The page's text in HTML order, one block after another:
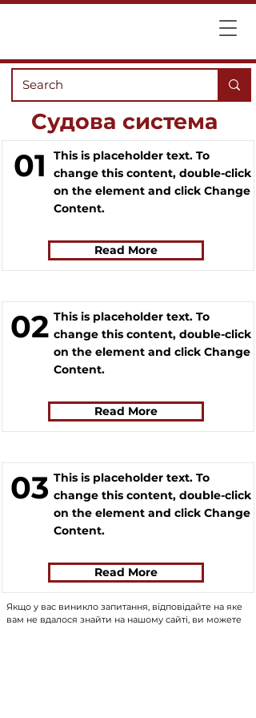
Судова система
01
This is placeholder text. To
change this content, double-click
on the element and click Change
Content.
Read More
02 This is placeholder text. To
change this content, double-click
on the element and click Change
Content.
Read More
03 This is placeholder text. To
change this content, double-click
on the element and click Change
Content.
Read More
Якщо у вас виникло запитання, відповідайте на яке
вам не вдалося знайти на нашому сайті, ви можете